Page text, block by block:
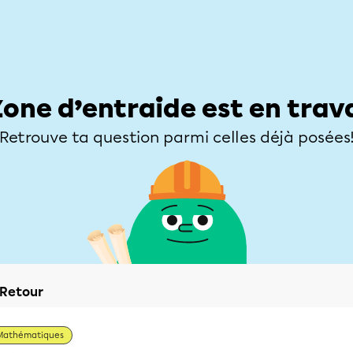
d’entraide est en
Retrouve ta question parmi celles déjà
Retour